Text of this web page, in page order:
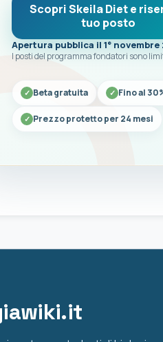
Scopri Skeila Diet e
tuo posto
Apertura pubblica il 1° novembre
I posti del programma fondatori sono
Beta gratuita Fino al
Prezzo protetto per 24 mesi